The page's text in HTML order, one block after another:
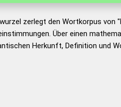
zerlegt den Wortkorpus von
Über einen
Herkunft, Definition und